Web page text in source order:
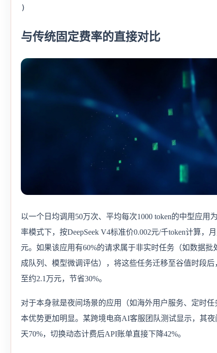
)
与传统固定费率的直接对比
以一个日均调用50万次、平均每次1000 token的中型应用
率模式下，按DeepSeek V4标准价0.002元/千token计算，
元。如果该应用有60%的请求属于非实时任务（如数据批
成队列、模型微调评估），将这些任务迁移至谷值时段后
至约2.1万元，节省30%。
对于本身就是夜间场景的应用（如海外用户服务、定时任
本优势更加明显。某跨境电商AI客服团队测试显示，其
天70%，切换动态计费后API账单直接下降42%。